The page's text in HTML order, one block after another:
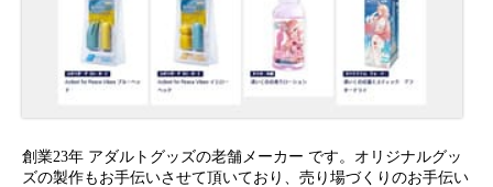
創業23年 アダルトグッズの老舗メーカー です。オリジナルグッ
ズの製作もお手伝いさせて頂いており、売り場づくりのお手伝い